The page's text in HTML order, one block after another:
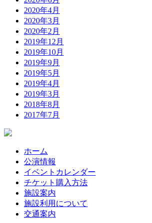
2020年4月
2020年3月
2020年2月
2019年12月
2019年10月
2019年9月
2019年5月
2019年4月
2019年3月
2018年8月
2017年7月
ホーム
公演情報
イベントカレンダー
チケット購入方法
施設案内
施設利用について
交通案内